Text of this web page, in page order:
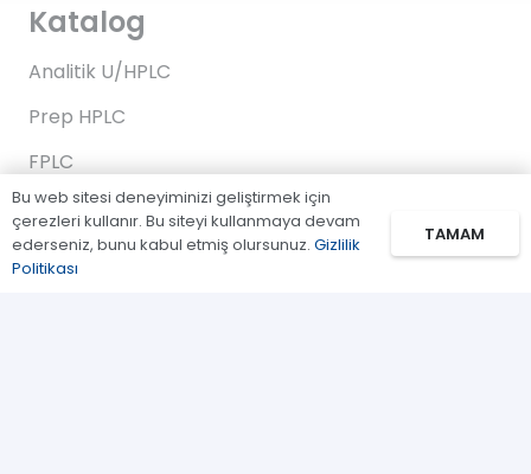
Katalog
Analitik U/HPLC
Prep HPLC
FPLC
Gaz Kromatografi
Standartlar/Reaktifler
Bu web sitesi deneyiminizi geliştirmek için
çerezleri kullanır. Bu siteyi kullanmaya devam
ederseniz, bunu kabul etmiş olursunuz. Gizlilik
Politikası
TAMAM